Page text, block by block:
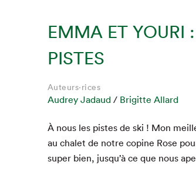
EMMA ET YOURI
PISTES
Auteurs·rices
Audrey Jadaud/ Brigitte Allard
À nous les pistes de ski ! Mon
au chalet de notre copine Rose
super bien, jusqu’à ce que nous